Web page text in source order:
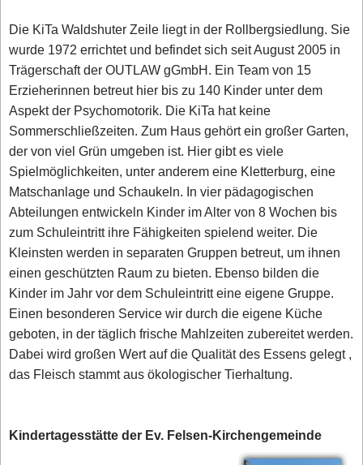
Die KiTa Waldshuter Zeile liegt in der Rollbergsiedlung. Sie
wurde 1972 errichtet und befindet sich seit August 2005 in
Trägerschaft der OUTLAW gGmbH. Ein Team von 15
Erzieherinnen betreut hier bis zu 140 Kinder unter dem
Aspekt der Psychomotorik. Die KiTa hat keine
Sommerschließzeiten. Zum Haus gehört ein großer Garten,
der von viel Grün umgeben ist. Hier gibt es viele
Spielmöglichkeiten, unter anderem eine Kletterburg, eine
Matschanlage und Schaukeln. In vier pädagogischen
Abteilungen entwickeln Kinder im Alter von 8 Wochen bis
zum Schuleintritt ihre Fähigkeiten spielend weiter. Die
Kleinsten werden in separaten Gruppen betreut, um ihnen
einen geschützten Raum zu bieten. Ebenso bilden die
Kinder im Jahr vor dem Schuleintritt eine eigene Gruppe.
Einen besonderen Service wir durch die eigene Küche
geboten, in der täglich frische Mahlzeiten zubereitet werden.
Dabei wird großen Wert auf die Qualität des Essens gelegt ,
das Fleisch stammt aus ökologischer Tierhaltung.
Kindertagesstätte der Ev. Felsen-Kirchengemeinde